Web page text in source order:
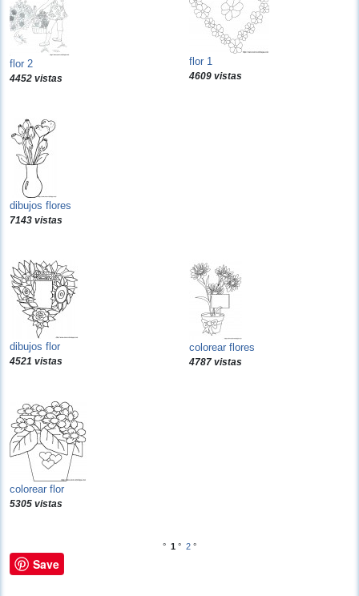
flor 2
4452 vistas
flor 1
4609 vistas
dibujos flores
7143 vistas
dibujos flor
4521 vistas
colorear flores
4787 vistas
colorear flor
5305 vistas
° 1 ° 2 °
Save